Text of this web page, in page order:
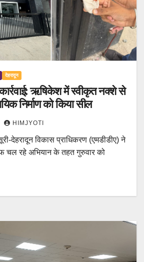
देहरादून
ऋषिकेश में स्वीकृत नक्शे से
निर्माण को किया सील
HIMJYOTI
देहरादून विकास प्राधिकरण (एमडीडीए) ने
चल रहे अभियान के तहत गुरुवार को